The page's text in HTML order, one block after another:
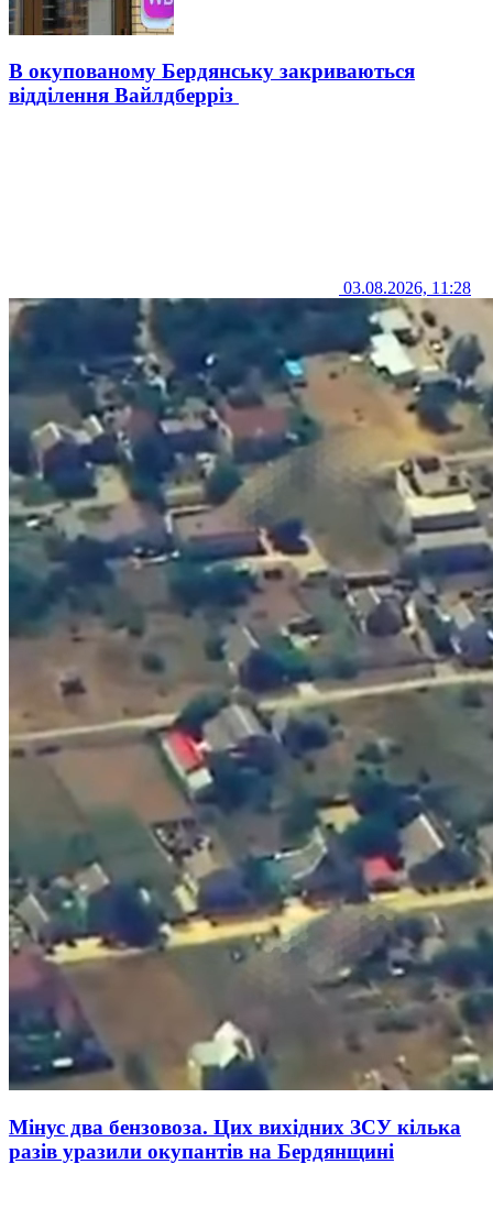
В окупованому Бердянську закриваються
відділення Вайлдберріз
03.08.2026, 11:28
Мінус два бензовоза. Цих вихідних ЗСУ кілька
разів уразили окупантів на Бердянщині